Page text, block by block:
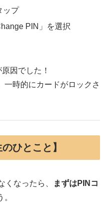
ップ
PIN」を選択
原因でした！
一時的にカードがロックさ
ひとこと】
くなったら、
まずはPINコ